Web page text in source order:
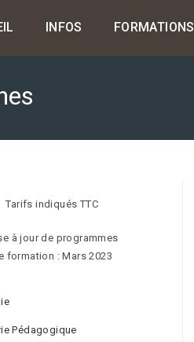
INFOS FORMATIONS
Tarifs indiqués TTC
à jour de programmes
formation : Mars 2023
Pédagogique